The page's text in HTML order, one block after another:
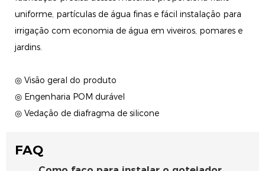
uniforme, partículas de água finas e fácil instalação para
irrigação com economia de água em viveiros, pomares e
jardins.
◎ Visão geral do produto
◎ Engenharia POM durável
◎ Vedação de diafragma de silicone
FAQ